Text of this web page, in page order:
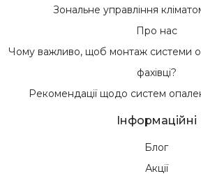
Зональне управління
Про нас
Чому важливо, щоб монтаж системи
фахівці?
Рекомендації щодо систем
Інформаційні
Блог
Акції